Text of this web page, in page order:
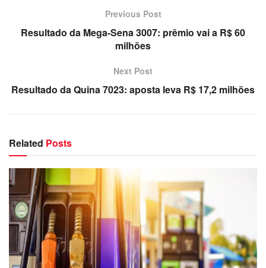
Previous Post
Resultado da Mega-Sena 3007: prêmio vai a R$ 60
milhões
Next Post
Resultado da Quina 7023: aposta leva R$ 17,2 milhões
Related Posts